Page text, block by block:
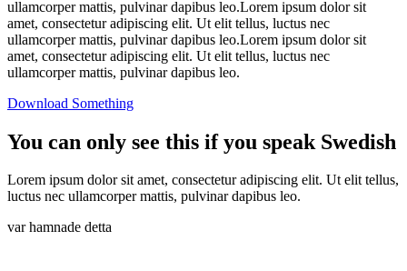
ullamcorper mattis, pulvinar dapibus leo.Lorem ipsum dolor sit
amet, consectetur adipiscing elit. Ut elit tellus, luctus nec
ullamcorper mattis, pulvinar dapibus leo.Lorem ipsum dolor sit
amet, consectetur adipiscing elit. Ut elit tellus, luctus nec
ullamcorper mattis, pulvinar dapibus leo.
Download Something
You can only see this if you speak Swedish
Lorem ipsum dolor sit amet, consectetur adipiscing elit. Ut elit tellus,
luctus nec ullamcorper mattis, pulvinar dapibus leo.
var hamnade detta